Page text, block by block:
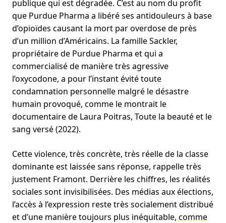
publique qui est dégradée. C’est au nom du profit
que Purdue Pharma a libéré ses antidouleurs à base
d’opioïdes causant la mort par overdose de près
d’un million d’Américains. La famille Sackler,
propriétaire de Purdue Pharma et qui a
commercialisé de manière très agressive
l’oxycodone, a pour l’instant évité toute
condamnation personnelle malgré le désastre
humain provoqué, comme le montrait le
documentaire de Laura Poitras, Toute la beauté et le
sang versé (2022).
Cette violence, très concrète, très réelle de la classe
dominante est laissée sans réponse, rappelle très
justement Framont. Derrière les chiffres, les réalités
sociales sont invisibilisées. Des médias aux élections,
l’accès à l’expression reste très socialement distribué
et d’une manière toujours plus inéquitable, comme